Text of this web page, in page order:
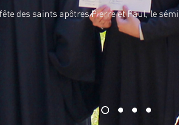
des saints apôtres Pierre et Paul, le